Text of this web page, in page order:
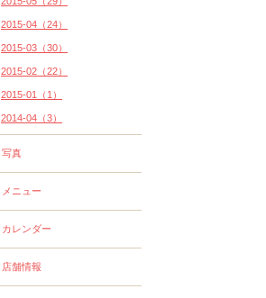
2015-04（24）
2015-03（30）
2015-02（22）
2015-01（1）
2014-04（3）
写真
メニュー
カレンダー
店舗情報